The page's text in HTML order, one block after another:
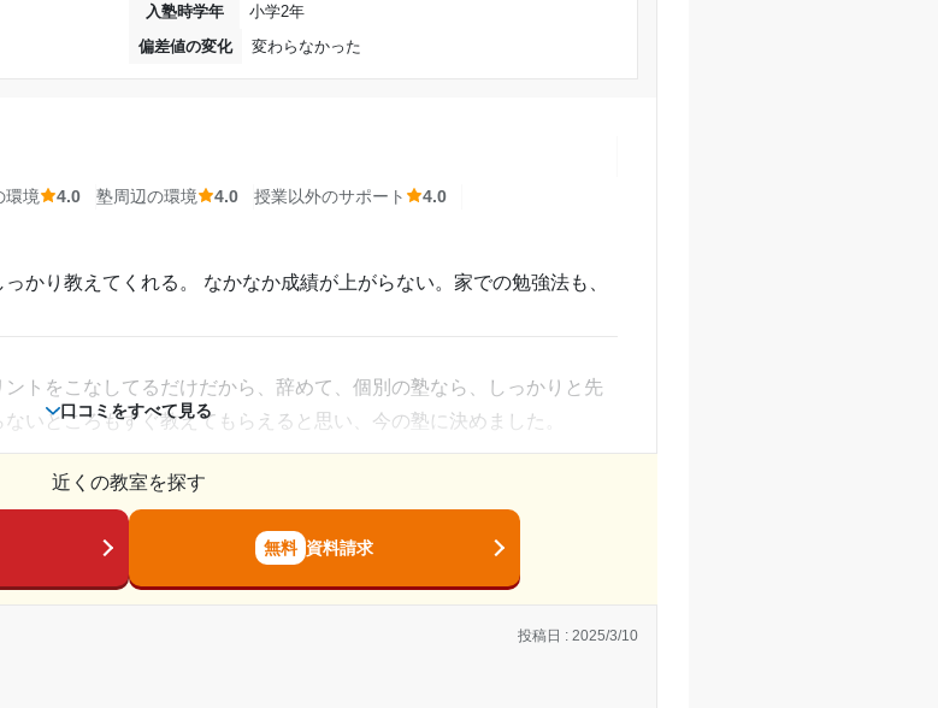
が長男が行っていたときイメージがよく塾長がヤシかったのがよか
しくイメージがよかったため しかも合格しており今回も行かせまし
ない時間でも教室が自習で李よできるのがとてもよかったです
ーズナブル。長男が志望校に合格している。
サポート、授業以外のコミュニケーション等)
格することが大事と考えます。それ以外のことは7あまり考えていな
3年
口コミをすべて見る
入塾時学年
小学2年
偏差値の変化 変わらなかった
環境 4.0 塾周辺の環境 4.0 授業以外のサポート
4.0
かり教えてくれる。 なかなか成績が上がらない。家での勉強法も、
トをこなしてるだけだから、辞めて、個別の塾なら、しっかりと先
いところもすぐ教えてもらえると思い、今の塾に決めました。
てくれると、本当に助かります。結構、毎月大変です。でも、子供は
ます。
授業でやってる内容と、同じところを、復習と予習をしてくれま
近くの教室を探す
無料 資料請求
投稿日 : 2025/3/10